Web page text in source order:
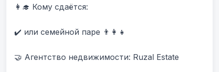
👩‍🎓 Кому сдаётся:
✔️ или семейной паре 👨‍👩‍👧
🤝 Агентство недвижимости: Ruzal Estate